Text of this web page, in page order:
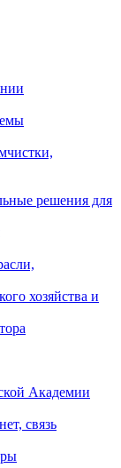
решения для
хозяйства и
Академии
связь